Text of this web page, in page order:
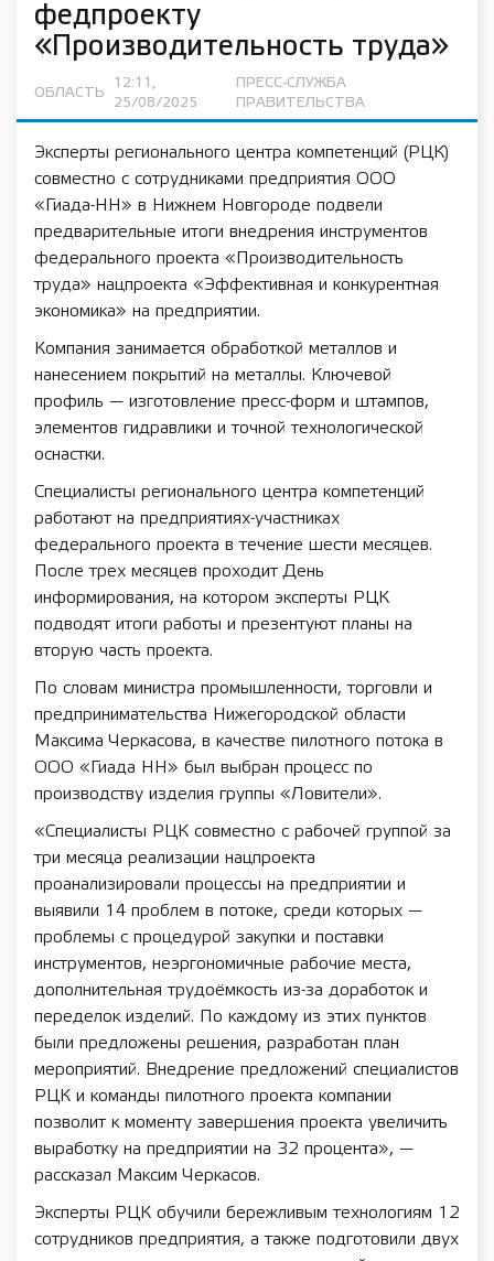
федпроекту
«Производительность труда»
ОБЛАСТЬ
12:11,
25/08/2025
ПРЕСС-СЛУЖБА
ПРАВИТЕЛЬСТВА
Эксперты регионального центра компетенций (РЦК)
совместно с сотрудниками предприятия ООО
«Гиада-НН» в Нижнем Новгороде подвели
предварительные итоги внедрения инструментов
федерального проекта «Производительность
труда» нацпроекта «Эффективная и конкурентная
экономика» на предприятии.
Компания занимается обработкой металлов и
нанесением покрытий на металлы. Ключевой
профиль — изготовление пресс-форм и штампов,
элементов гидравлики и точной технологической
оснастки.
Специалисты регионального центра компетенций
работают на предприятиях-участниках
федерального проекта в течение шести месяцев.
После трех месяцев проходит День
информирования, на котором эксперты РЦК
подводят итоги работы и презентуют планы на
вторую часть проекта.
По словам министра промышленности, торговли и
предпринимательства Нижегородской области
Максима Черкасова, в качестве пилотного потока в
ООО «Гиада НН» был выбран процесс по
производству изделия группы «Ловители».
«Специалисты РЦК совместно с рабочей группой за
три месяца реализации нацпроекта
проанализировали процессы на предприятии и
выявили 14 проблем в потоке, среди которых —
проблемы с процедурой закупки и поставки
инструментов, неэргономичные рабочие места,
дополнительная трудоёмкость из-за доработок и
переделок изделий. По каждому из этих пунктов
были предложены решения, разработан план
мероприятий. Внедрение предложений специалистов
РЦК и команды пилотного проекта компании
позволит к моменту завершения проекта увеличить
выработку на предприятии на 32 процента», —
рассказал Максим Черкасов.
Эксперты РЦК обучили бережливым технологиям 12
сотрудников предприятия, а также подготовили двух